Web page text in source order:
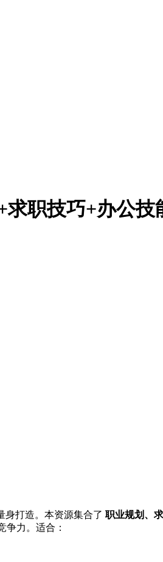
求职技巧+办公
身打造。本资源集合了 职业规划、
争力。适合：